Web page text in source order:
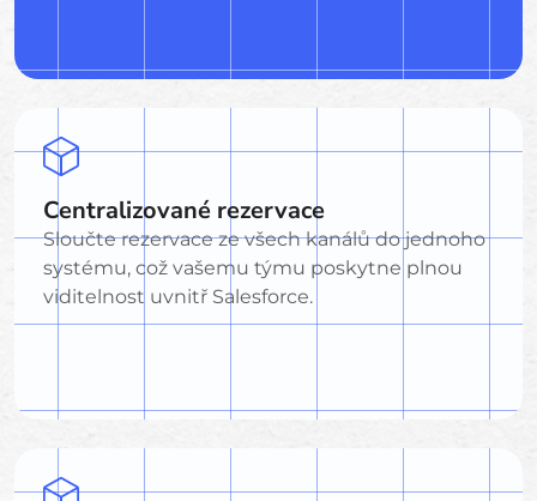
Centralizované rezervace
Sloučte rezervace ze všech kanálů do jednoho
systému, což vašemu týmu poskytne plnou
viditelnost uvnitř Salesforce.